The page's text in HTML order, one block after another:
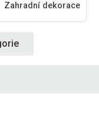
Zahradní dekorace